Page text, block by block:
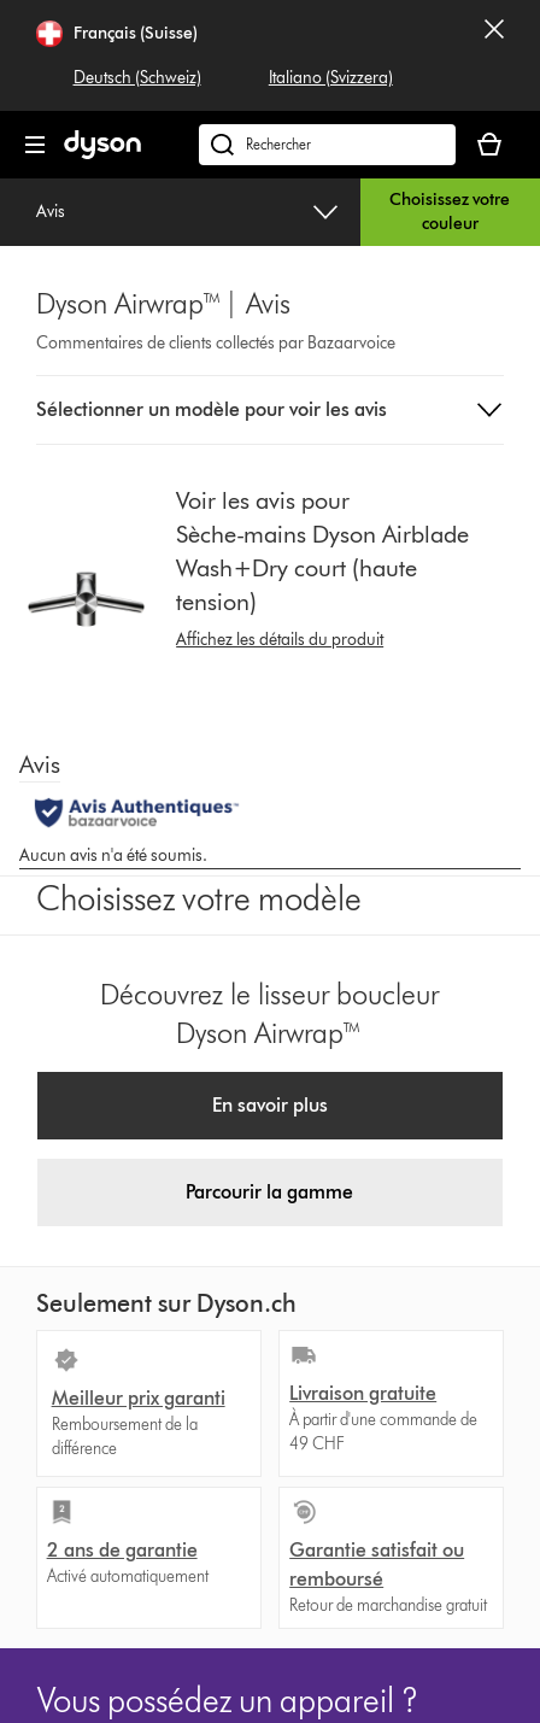
Français (Suisse)
Deutsch (Schweiz) Italiano (Svizzera)
Rechercher
dyson.ch
panier
est
vide
Avis
Choisissez votre
couleur
Dyson Airwrap™ | Avis
Commentaires de clients collectés par Bazaarvoice
un
afficher
les
dessous
Sélectionner un modèle pour voir les avis
Voir les avis pour
Sèche-mains Dyson Airblade
Wash+Dry court (haute
tension)
Affichez les détails du produit
Choisissez votre modèle
Découvrez le lisseur boucleur
Dyson Airwrap™
En savoir plus
Parcourir la gamme
Seulement sur Dyson.ch
Meilleur prix garanti
Remboursement de la
différence
Livraison gratuite
À partir d'une commande de
49 CHF
2 ans de garantie
Activé automatiquement
Garantie satisfait ou
remboursé
Retour de marchandise gratuit
Vous possédez un appareil ?